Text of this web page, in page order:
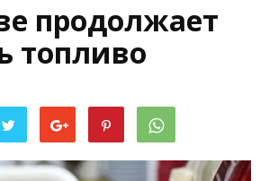
продолжает
топливо